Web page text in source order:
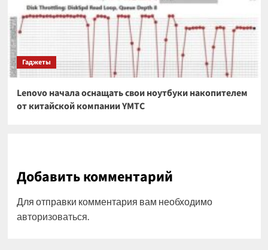
Гаджеты
Lenovo начала оснащать свои ноутбуки накопителем
от китайской компании YMTC
Добавить комментарий
Для отправки комментария вам необходимо
авторизоваться.